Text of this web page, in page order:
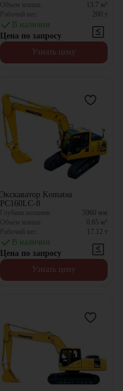
Объем ковша:
13.7 м³
Рабочий вес:
200 т
В наличии
Цена по запросу
Узнать цену
Экскаватор Komatsu
PC160LC-8
Глубина копания: 5960 мм
Объем ковша:
0.65 м³
Рабочий вес:
17.12 т
В наличии
Цена по запросу
Узнать цену